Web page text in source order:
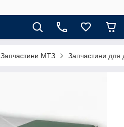
Запчастини МТЗ Запчастини для